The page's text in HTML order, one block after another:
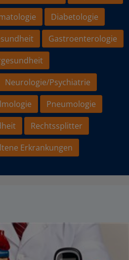
Diabetologie
Gastroenterologie
Neurologie/Psychiatrie
Pneumologie
Rechtssplitter
Erkrankungen